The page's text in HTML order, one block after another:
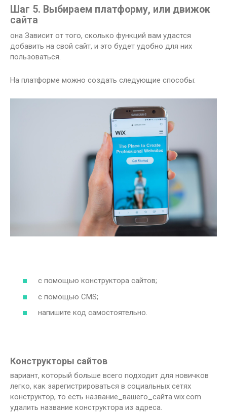
Шаг 5. Выбираем платформу, или движок
сайта
она Зависит от того, сколько функций вам удастся
добавить на свой сайт, и это будет удобно для них
пользоваться.
На платформе можно создать следующие способы:
с помощью конструктора сайтов;
с помощью CMS;
напишите код самостоятельно.
Конструкторы сайтов
вариант, который больше всего подходит для новичков
легко, как зарегистрироваться в социальных сетях
конструктор, то есть название_вашего_сайта.wix.com
удалить название конструктора из адреса.